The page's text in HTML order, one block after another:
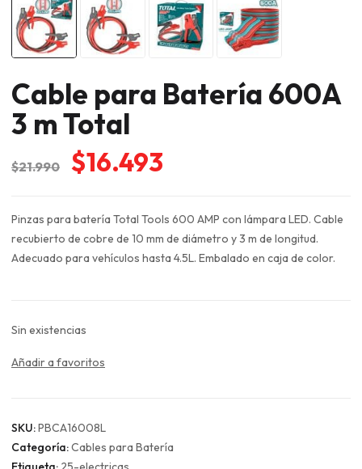
Cable para Batería 600A
3 m Total
$21.990
El
original
era:
$21.990.
$16.493
actual
es:
$16.493.
Pinzas para batería Total Tools 600 AMP con lámpara LED. Cable
recubierto de cobre de 10 mm de diámetro y 3 m de longitud.
Adecuado para vehículos hasta 4.5L. Embalado en caja de color.
Sin existencias
Añadir a favoritos
SKU:PBCA16008L
Categoría:Cables para Batería